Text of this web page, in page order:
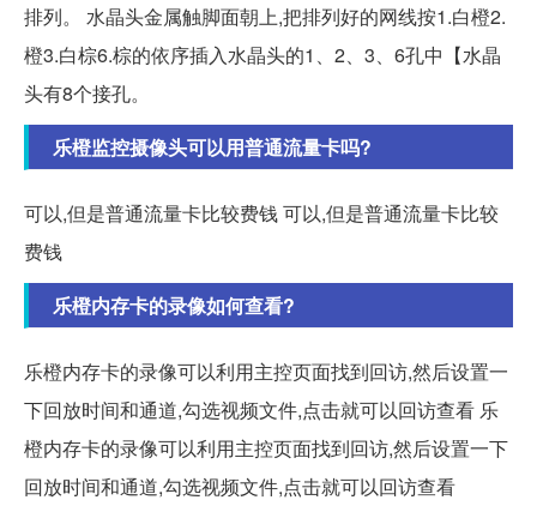
排列。 水晶头金属触脚面朝上,把排列好的网线按1.白橙2.
橙3.白棕6.棕的依序插入水晶头的1、2、3、6孔中【水晶
头有8个接孔。
乐橙监控摄像头可以用普通流量卡吗?
可以,但是普通流量卡比较费钱 可以,但是普通流量卡比较
费钱
乐橙内存卡的录像如何查看?
乐橙内存卡的录像可以利用主控页面找到回访,然后设置一
下回放时间和通道,勾选视频文件,点击就可以回访查看 乐
橙内存卡的录像可以利用主控页面找到回访,然后设置一下
回放时间和通道,勾选视频文件,点击就可以回访查看